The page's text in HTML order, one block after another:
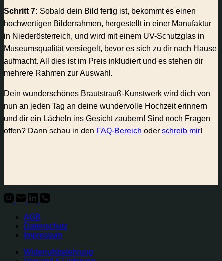
Schritt 7: Sobald dein Bild fertig ist, bekommt es einen
hochwertigen Bilderrahmen, hergestellt in einer Manufaktur
in Niederösterreich, und wird mit einem UV-Schutzglas in
Museumsqualität versiegelt, bevor es sich zu dir nach Hause
aufmacht. All dies ist im Preis inkludiert und es stehen dir
mehrere Rahmen zur Auswahl.
Dein wunderschönes Brautstrauß-Kunstwerk wird dich von
nun an jeden Tag an deine wundervolle Hochzeit erinnern
und dir ein Lächeln ins Gesicht zaubern! Sind noch Fragen
offen? Dann schau in den FAQ-Bereich oder schreib mir!
AGB
Datenschutz
Impressum
Widerrufsbelehrung